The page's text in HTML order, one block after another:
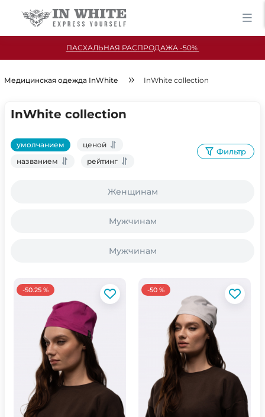
ПАСХАЛЬНАЯ РАСПРОДАЖА -50%
Медицинская одежда InWhite InWhite collection
InWhite collection
умолчанием
ценой
названием
рейтинг
Фильтр
Женщинам
Мужчинам
Мужчинам
-50.25 % -50 %